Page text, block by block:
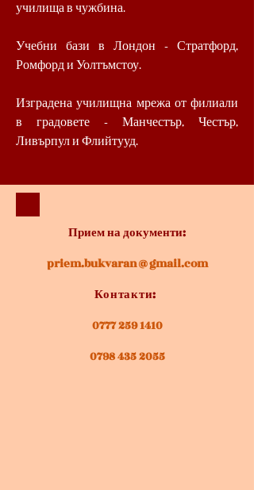
училища в чужбина.
Учебни бази в Лондон - Стратфорд,
Ромфорд и Уолтъмстоу.
Изградена училищна мрежа от филиали
в градовете - Манчестър, Честър,
Ливърпул и Флийтууд.
Прием на документи:
priem.bukvaran@gmail.com
Контакти:
0777 259 1410
0798 435 2055